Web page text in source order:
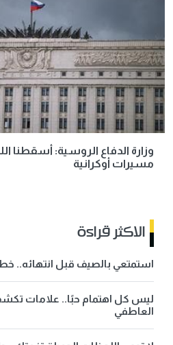
مسيرات أوكرانية
الاكثر قراءة
استمتعي بالصيف قبل انتهائه..
ليس كل اهتمام حبًا.. علامات
العاطفي